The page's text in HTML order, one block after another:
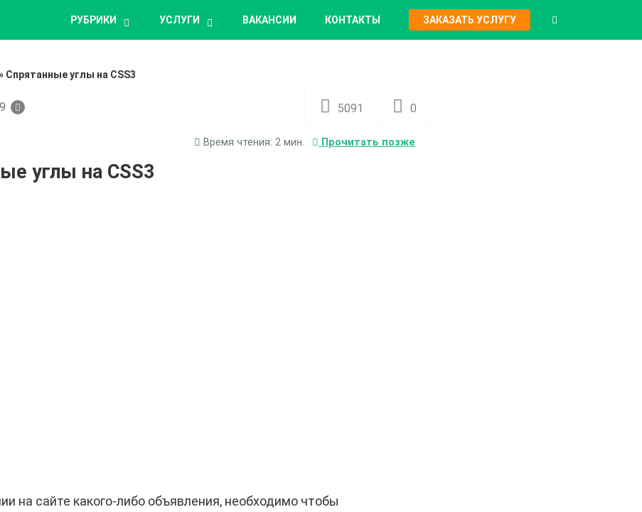
РУБРИКИ УСЛУГИ ВАКАНСИИ КОНТАКТЫ ЗАКАЗАТЬ УСЛУГУ
Спрятанные углы на CSS3
0
5091
Время чтения: 2 мин. Прочитать позже
углы на CSS3
на сайте какого-либо объявления, необходимо чтобы